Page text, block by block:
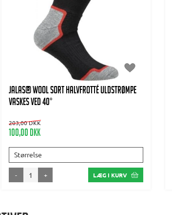
JALAS® Wool Sort halvfrotté uldstrømpe
Vaskes ved 40°
203,00 DKK
100,00 DKK
Størrelse
- + LÆG I KURV